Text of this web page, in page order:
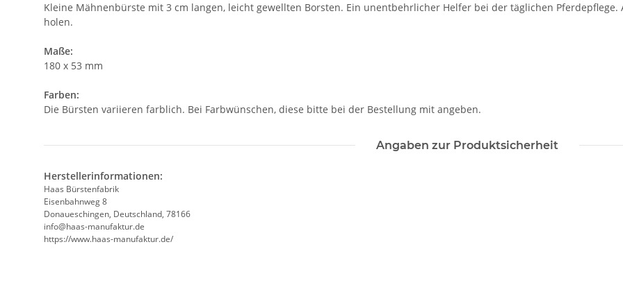
Kleine Mähnenbürste mit 3 cm langen, leicht gewellten Borsten. Ein unentbehrlicher Helfer bei der täglichen
holen.
Maße:
180 x 53 mm
Farben:
Die Bürsten variieren farblich. Bei Farbwünschen, diese bitte bei der Bestellung mit angeben.
Angaben zur Produktsicherheit
Herstellerinformationen:
Haas Bürstenfabrik
Eisenbahnweg 8
Donaueschingen, Deutschland, 78166
info@haas-manufaktur.de
https://www.haas-manufaktur.de/